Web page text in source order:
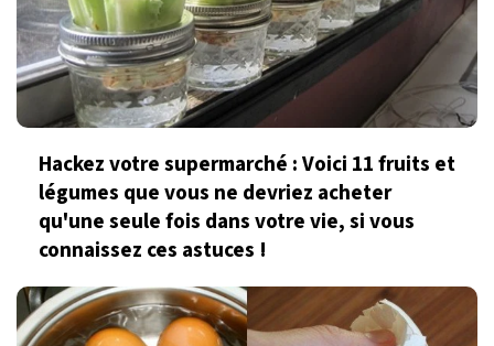
Hackez votre supermarché : Voici 11 fruits et
légumes que vous ne devriez acheter
qu'une seule fois dans votre vie, si vous
connaissez ces astuces !